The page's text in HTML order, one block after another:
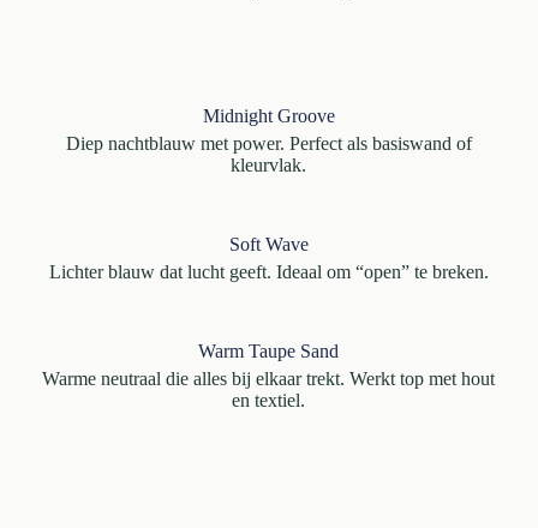
Midnight Groove
Diep nachtblauw met power. Perfect als basiswand of
kleurvlak.
Soft Wave
Lichter blauw dat lucht geeft. Ideaal om “open” te breken.
Warm Taupe Sand
Warme neutraal die alles bij elkaar trekt. Werkt top met hout
en textiel.